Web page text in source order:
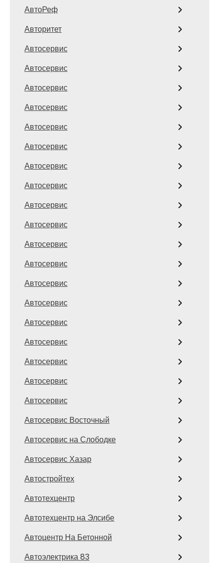
АвтоРеф
Авторитет
Автосервис
Автосервис
Автосервис
Автосервис
Автосервис
Автосервис
Автосервис
Автосервис
Автосервис
Автосервис
Автосервис
Автосервис
Автосервис
Автосервис
Автосервис
Автосервис
Автосервис
Автосервис
Автосервис
Автосервис Восточный
Автосервис на Слободке
Автосервис Хазар
Автостройтех
Автотехцентр
Автотехцентр на Элсибе
Автоцентр На Бетонной
Автоэлектрика 83